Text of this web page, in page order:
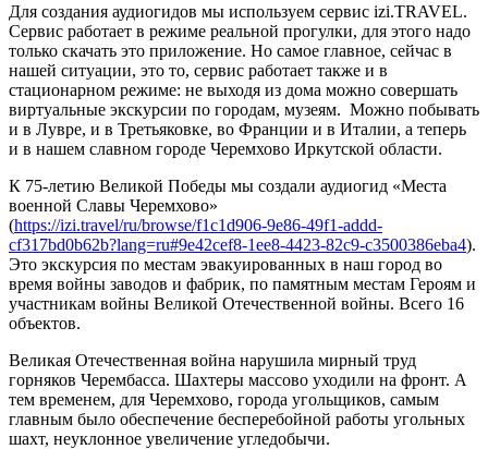
Для создания аудиогидов мы используем сервис izi.TRAVEL.
Сервис работает в режиме реальной прогулки, для этого надо
только скачать это приложение. Но самое главное, сейчас в
нашей ситуации, это то, сервис работает также и в
стационарном режиме: не выходя из дома можно совершать
виртуальные экскурсии по городам, музеям. Можно побывать
и в Лувре, и в Третьяковке, во Франции и в Италии, а теперь
и в нашем славном городе Черемхово Иркутской области.
К 75-летию Великой Победы мы создали аудиогид «Места
военной Славы Черемхово»
(https://izi.travel/ru/browse/f1c1d906-9e86-49f1-addd-
cf317bd0b62b?lang=ru#9e42cef8-1ee8-4423-82c9-c3500386eba4).
Это экскурсия по местам эвакуированных в наш город во
время войны заводов и фабрик, по памятным местам Героям и
участникам войны Великой Отечественной войны. Всего 16
объектов.
Великая Отечественная война нарушила мирный труд
горняков Черембасса. Шахтеры массово уходили на фронт. А
тем временем, для Черемхово, города угольщиков, самым
главным было обеспечение бесперебойной работы угольных
шахт, неуклонное увеличение угледобычи.